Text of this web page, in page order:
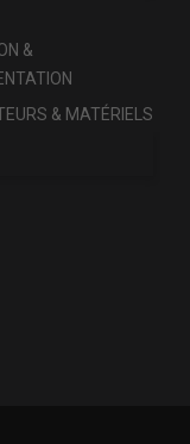
&
& MATÉRIELS